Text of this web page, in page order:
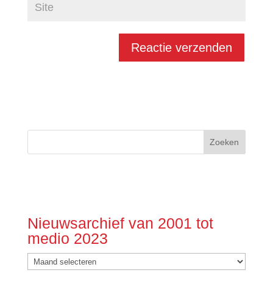
Nieuwsarchief van 2001 tot
medio 2023
Nieuwsarchief
van